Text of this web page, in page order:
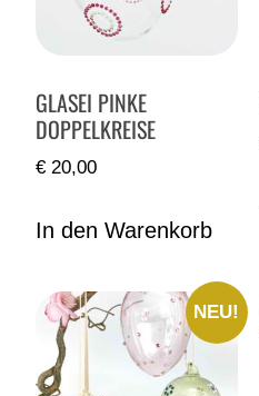
GLASEI PINKE
DOPPELKREISE
€ 20,00
In den Warenkorb
NEU!